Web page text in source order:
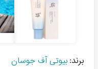
برند: بیوتی آف جوسان